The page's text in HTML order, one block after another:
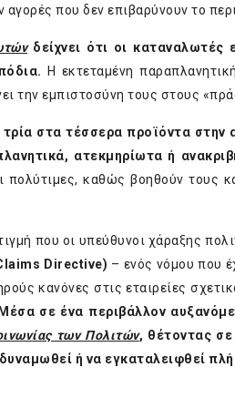
αγορές που δεν επιβαρύνουν το
δείχνει ότι οι καταναλωτές
Η εκτεταμένη
την εμπιστοσύνη τους στους
τρία στα τέσσερα προϊόντα στην
ατεκμηρίωτα ή
καθώς βοηθούν τους
που οι υπεύθυνοι χάραξης
Directive) – ενός νόμου που
κανόνες στις εταιρείες
Μέσα σε ένα περιβάλλον
των Πολιτών, θέτοντας
ή να εγκαταλειφθεί